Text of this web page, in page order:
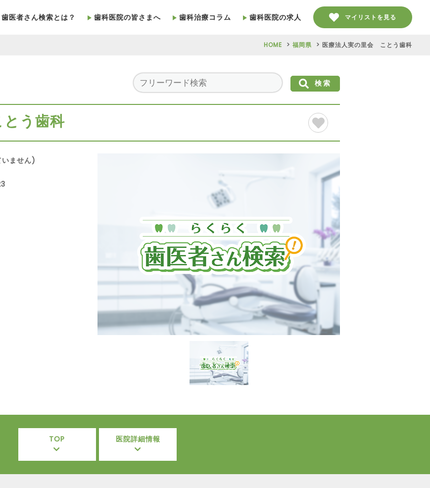
医者さん検索とは？ 歯科医院の皆さまへ 歯科治療コラム 歯科医院の求人 マイリストを見る
HOME 福岡県 医療法人実の里会 ことう歯科
検索
う歯科
ません)
TOP 医院詳細情報